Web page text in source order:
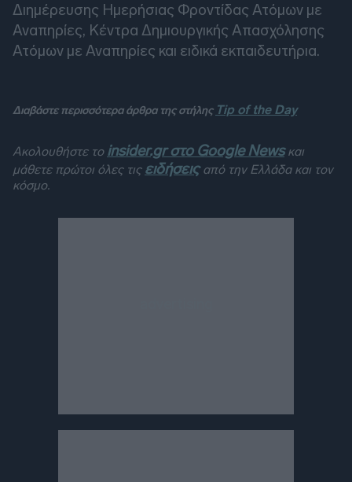
Διημέρευσης Ημερήσιας Φροντίδας Ατόμων με
Αναπηρίες, Κέντρα Δημιουργικής Απασχόλησης
Ατόμων με Αναπηρίες και ειδικά εκπαιδευτήρια.
Διαβάστε περισσότερα άρθρα της στήλης Tip of the Day
Ακολουθήστε το insider.gr στο Google Newsκαι
μάθετε πρώτοι όλες τις ειδήσειςαπό την Ελλάδα και τον
κόσμο.